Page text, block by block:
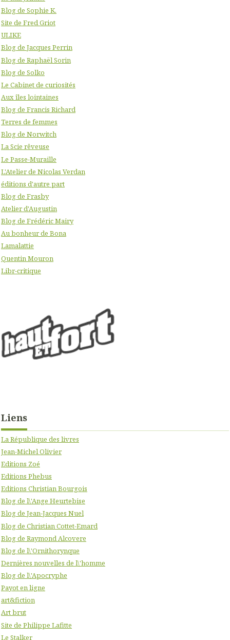
Blog de Sophie K.
Site de Fred Griot
ULIKE
Blog de Jacques Perrin
Blog de Raphaël Sorin
Blog de Solko
Le Cabinet de curiosités
Aux îles lointaines
Blog de Francis Richard
Terres de femmes
Blog de Norwitch
La Scie rêveuse
Le Passe-Muraille
L'Atelier de Nicolas Verdan
éditions d'autre part
Blog de Frasby
Atelier d'Augustin
Blog de Frédéric Mairy
Au bonheur de Bona
Lamalattie
Quentin Mouron
Libr-critique
Liens
La République des livres
Jean-Michel Olivier
Editions Zoé
Editions Phebus
Editions Christian Bourgois
Blog de l\'Ange Heurtebise
Blog de Jean-Jacques Nuel
Blog de Christian Cottet-Emard
Blog de Raymond Alcovere
Blog de l\'Ornithorynque
Dernières nouvelles de l\'homme
Blog de l\'Apocryphe
Payot en ligne
art&fiction
Art brut
Site de Philippe Lafitte
Le Stalker